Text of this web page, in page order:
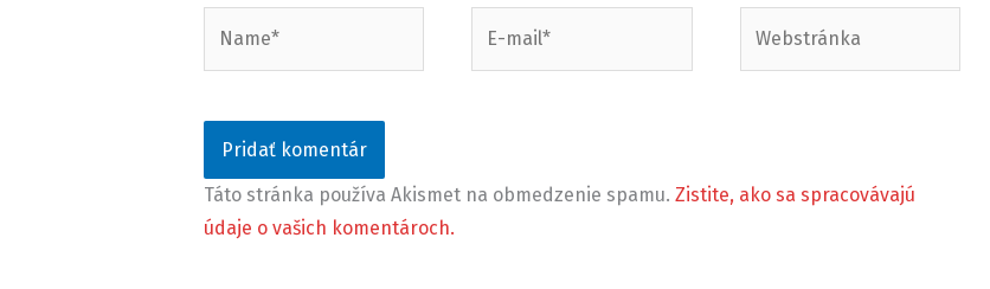
Táto stránka používa Akismet na obmedzenie spamu. Zistite, ako sa spracovávajú
údaje o vašich komentároch.